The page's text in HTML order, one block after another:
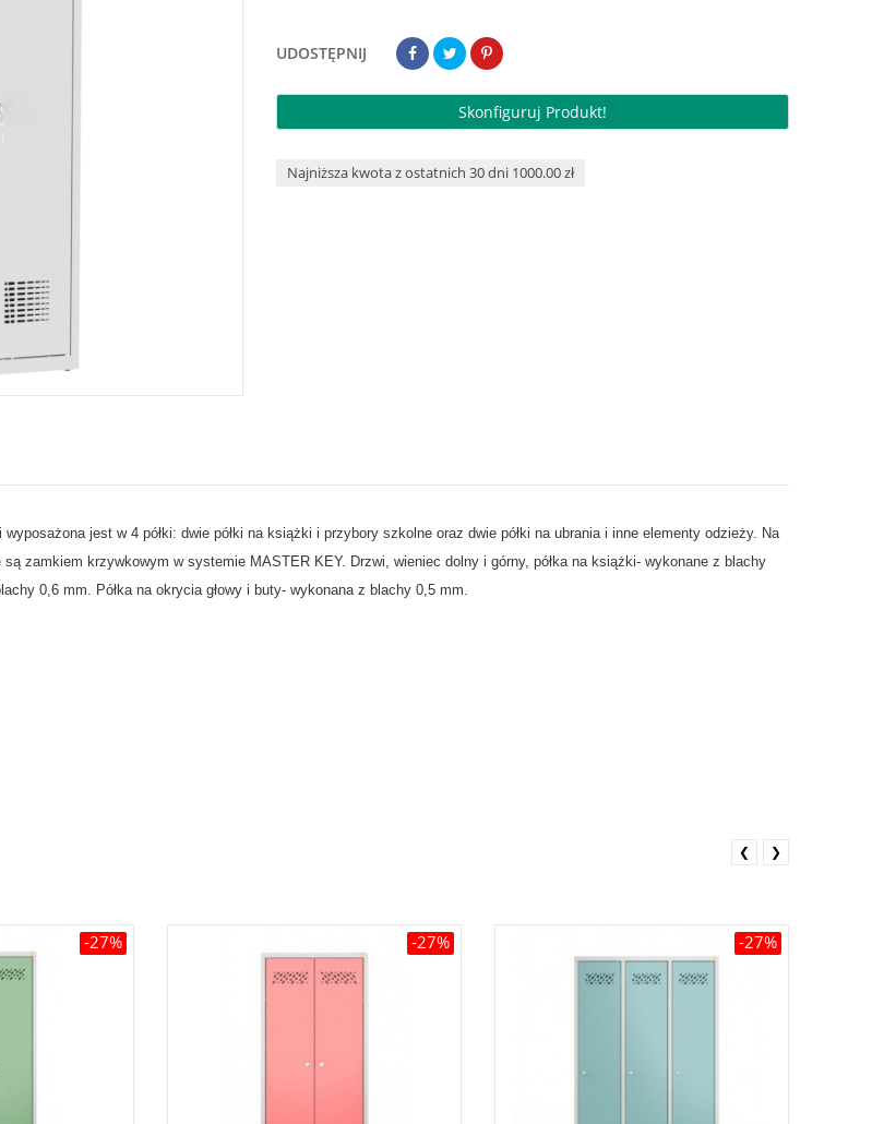
UDOSTĘPNIJ
Skonfiguruj Produkt!
Najniższa kwota z ostatnich 30 dni 1000.00 zł
jest w 4 półki: dwie półki na książki i przybory szkolne oraz dwie półki na ubrania i inne elementy odzieży. Na
zamkiem krzywkowym w systemie MASTER KEY. Drzwi, wieniec dolny i górny, półka na książki- wykonane z blachy
0,6 mm. Półka na okrycia głowy i buty- wykonana z blachy 0,5 mm.
-27% -27% -27%
❮ ❯